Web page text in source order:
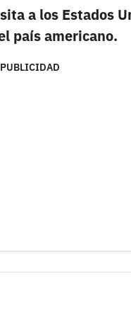
a los Estados
país americano.
PUBLICIDAD